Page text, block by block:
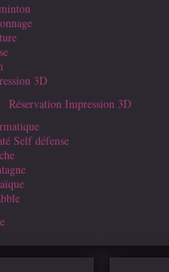
3D
Réservation Impression 3D
Self défense